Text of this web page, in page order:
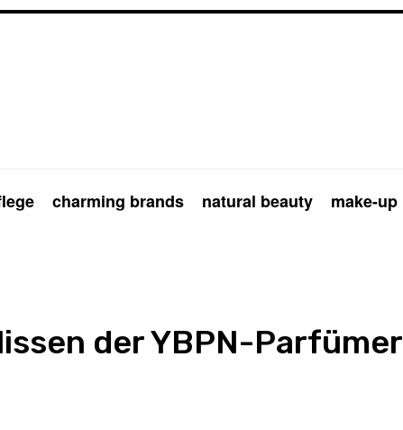
charming brands natural beauty make-up
der YBPN-